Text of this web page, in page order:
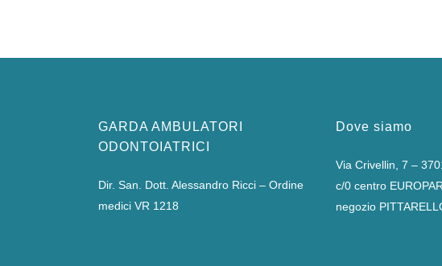
GARDA AMBULATORI
ODONTOIATRICI
Dir. San. Dott. Alessandro Ricci – Ordine
medici VR 1218
Dove siamo
Via Crivellin, 7 –
c/0 centro
negozio